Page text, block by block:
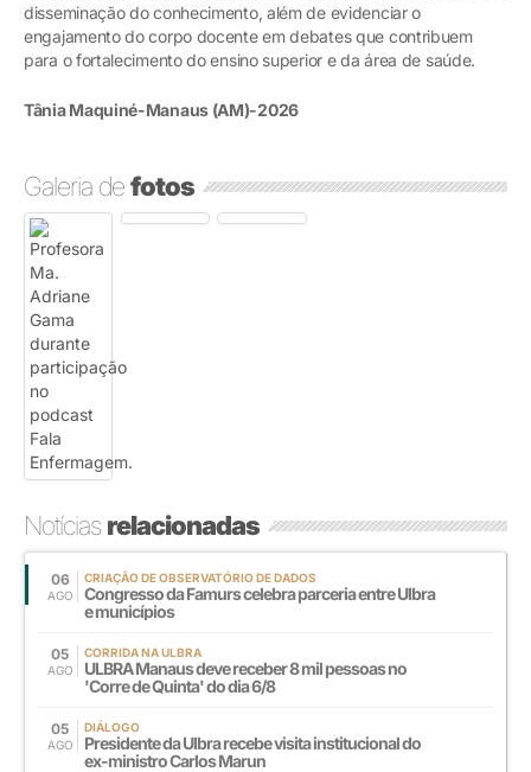
disseminação do conhecimento, além de evidenciar o
engajamento do corpo docente em debates que contribuem
para o fortalecimento do ensino superior e da área de saúde.
Tânia Maquiné-Manaus (AM)-2026
Galeria defotos
Notíciasrelacionadas
06
AGO
CRIAÇÃO DE OBSERVATÓRIO DE DADOS
Congresso da Famurs celebra parceria entre Ulbra
e municípios
05
AGO
CORRIDA NA ULBRA
ULBRA Manaus deve receber 8 mil pessoas no
'Corre de Quinta' do dia 6/8
05
AGO
DIÁLOGO
Presidente da Ulbra recebe visita institucional do
ex-ministro Carlos Marun